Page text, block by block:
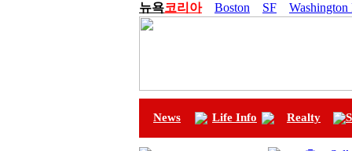
뉴욕코리아 Boston SF
News Life Info Realty